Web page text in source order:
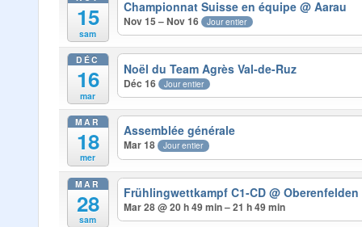
15
sam
Championnat Suisse en équipe@ Aarau
Nov 15 – Nov 16 Jour entier
DÉC
16
mar
Noël du Team Agrès Val-de-Ruz
Déc 16 Jour entier
MAR
18
mer
Assemblée générale
Mar 18 Jour entier
MAR
28
sam
Frühlingwettkampf C1-CD@ Oberenfelden
Mar 28 @ 20 h 49 min – 21 h 49 min